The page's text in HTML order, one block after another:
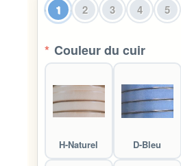
1 2 3 4 5
* Couleur du cuir
H-Naturel D-Bleu